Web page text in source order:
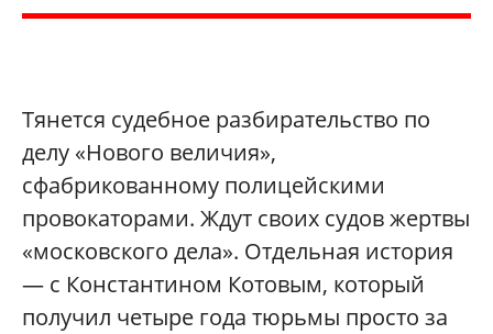
Тянется судебное разбирательство по
делу «Нового величия»,
сфабрикованному полицейскими
провокаторами. Ждут своих судов жертвы
«московского дела». Отдельная история
— с Константином Котовым, который
получил четыре года тюрьмы просто за